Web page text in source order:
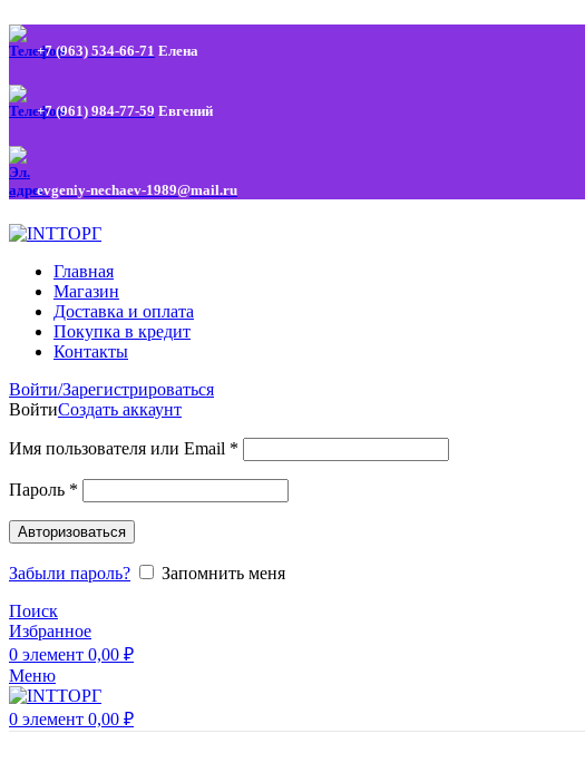
+7 (963) 534-66-71 Елена
+7 (961) 984-77-59 Евгений
evgeniy-nechaev-1989@mail.ru
Главная
Магазин
Доставка и оплата
Покупка в кредит
Контакты
Войти/Зарегистрироваться
ВойтиСоздать аккаунт
Имя пользователя или Email *
Пароль *
Авторизоваться
Забыли пароль?
Запомнить меня
Поиск
Избранное
0 элемент 0,00 ₽
Меню
0 элемент 0,00 ₽